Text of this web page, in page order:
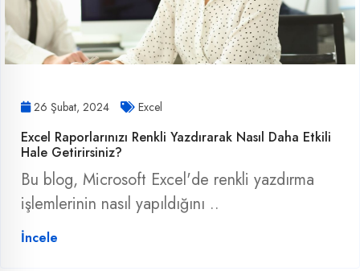
26 Şubat, 2024 Excel
Excel Raporlarınızı Renkli Yazdırarak Nasıl Daha Etkili
Hale Getirirsiniz?
Bu blog, Microsoft Excel'de renkli yazdırma
işlemlerinin nasıl yapıldığını ..
İncele